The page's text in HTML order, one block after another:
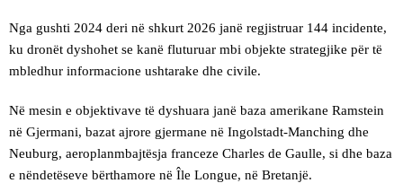
Nga gushti 2024 deri në shkurt 2026 janë regjistruar 144 incidente,
ku dronët dyshohet se kanë fluturuar mbi objekte strategjike për të
mbledhur informacione ushtarake dhe civile.
Në mesin e objektivave të dyshuara janë baza amerikane Ramstein
në Gjermani, bazat ajrore gjermane në Ingolstadt-Manching dhe
Neuburg, aeroplanmbajtësja franceze Charles de Gaulle, si dhe baza
e nëndetëseve bërthamore në Île Longue, në Bretanjë.